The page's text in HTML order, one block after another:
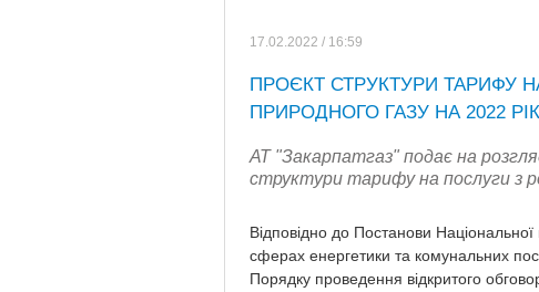
17.02.2022 / 16:59
ПРОЄКТ СТРУКТУРИ ТАРИФУ
ПРИРОДНОГО ГАЗУ НА 2022 РІК
АТ "Закарпатгаз" подає на
структури тарифу на послуги з
Відповідно до Постанови
сферах енергетики та комунальних
Порядку проведення відкритого